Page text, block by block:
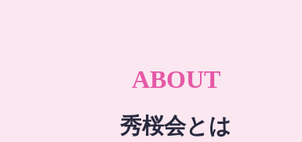
ABOUT
秀桜会とは